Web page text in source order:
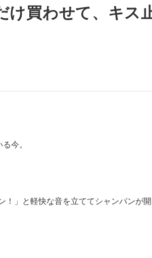
買わせて、キス
今。
」と軽快な音を立ててシャンパンが開